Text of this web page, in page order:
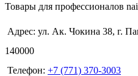
Товары для профессионалов
Адрес: ул. Ак. Чокина 38, г.
140000
Телефон: +7 (771) 370-3003